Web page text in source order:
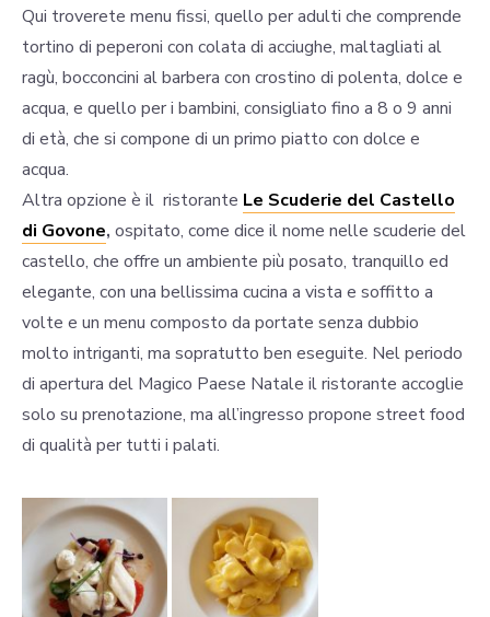
Qui troverete menu fissi, quello per adulti che comprende
tortino di peperoni con colata di acciughe, maltagliati al
ragù, bocconcini al barbera con crostino di polenta, dolce e
acqua, e quello per i bambini, consigliato fino a 8 o 9 anni
di età, che si compone di un primo piatto con dolce e
acqua.
Altra opzione è il ristorante Le Scuderie del Castello
di Govone, ospitato, come dice il nome nelle scuderie del
castello, che offre un ambiente più posato, tranquillo ed
elegante, con una bellissima cucina a vista e soffitto a
volte e un menu composto da portate senza dubbio
molto intriganti, ma sopratutto ben eseguite. Nel periodo
di apertura del Magico Paese Natale il ristorante accoglie
solo su prenotazione, ma all’ingresso propone street food
di qualità per tutti i palati.